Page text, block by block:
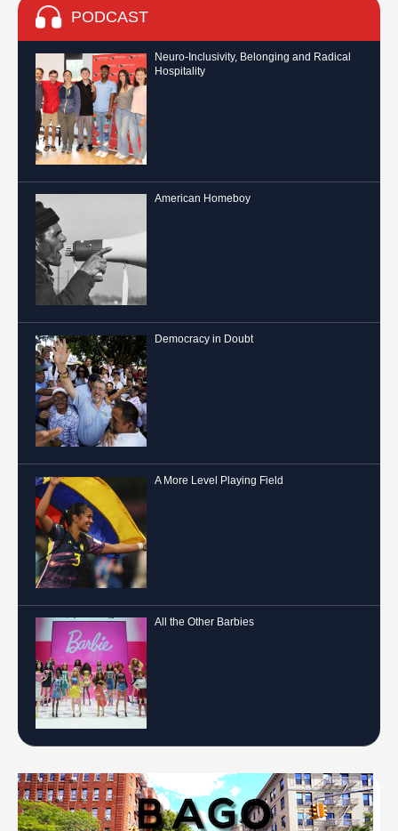
PODCAST
Neuro-Inclusivity, Belonging and Radical
Hospitality
American Homeboy
Democracy in Doubt
A More Level Playing Field
All the Other Barbies